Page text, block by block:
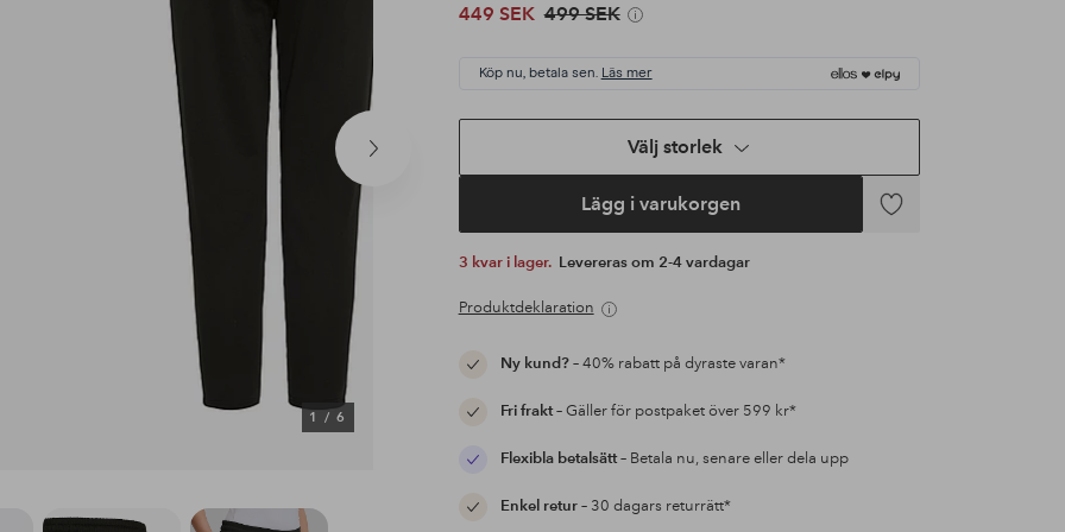
Nästa
1/ 6
449 SEK 499 SEK
Köp nu, betala sen. Läs mer
Välj storlek
Lägg i varukorgen
Lägg
3 kvar i lager. Levereras om 2-4 vardagar
Produktdeklaration
Ny kund?– 40% rabatt på dyraste varan*
Fri frakt– Gäller för postpaket över 599 kr*
Flexibla betalsätt– Betala nu, senare eller dela upp
Enkel retur– 30 dagars returrätt*